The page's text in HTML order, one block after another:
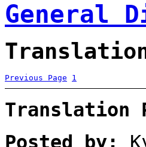
General
Previous Page 1
Translation
Posted by: